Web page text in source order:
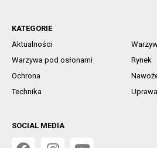
KATEGORIE
Aktualności
Warzywa pod osłonami
Rynek
Ochrona
Technika
Uprawa
SOCIAL MEDIA